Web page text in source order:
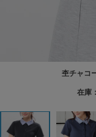
杢チャコ
在庫：